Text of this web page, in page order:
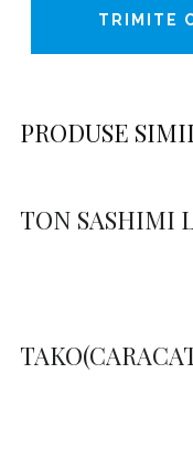
PRODUSE
TON SASHIMI